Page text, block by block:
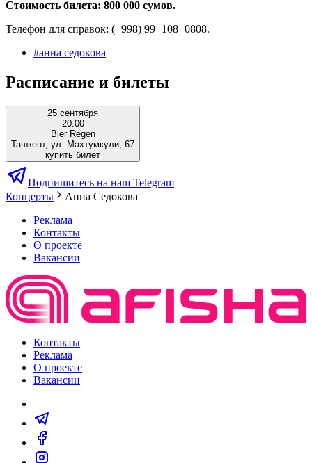
Стоимость билета: 800 000 сумов.
Телефон для справок: (+998) 99−108−0808.
#анна седокова
Расписание и билеты
25 сентября
20:00
Bier Regen
Ташкент, ул. Махтумкули, 67
купить билет
Подпишитесь на наш Telegram
Концерты
Анна Седокова
Реклама
Контакты
О проекте
Вакансии
Контакты
Реклама
О проекте
Вакансии